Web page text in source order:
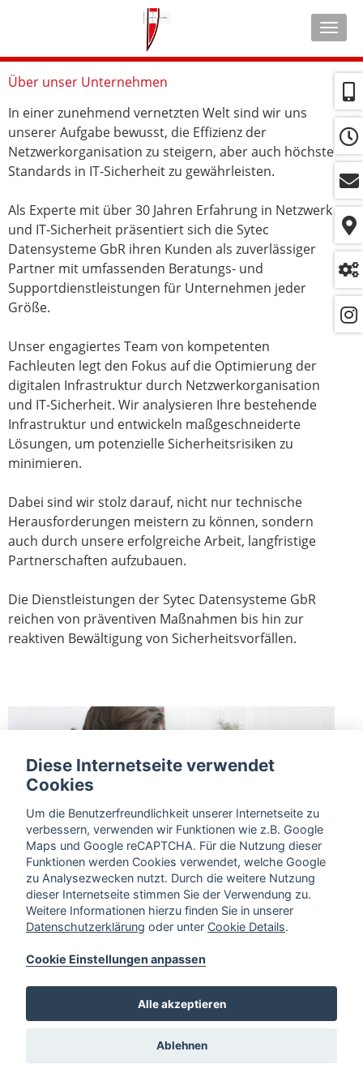
Über unser Unternehmen
In einer zunehmend vernetzten Welt sind wir uns
unserer Aufgabe bewusst, die Effizienz der
Netzwerkorganisation zu steigern, aber auch höchste
Standards in IT-Sicherheit zu gewährleisten.
Als Experte mit über 30 Jahren Erfahrung in Netzwerk
und IT-Sicherheit präsentiert sich die Sytec
Datensysteme GbR ihren Kunden als zuverlässiger
Partner mit umfassenden Beratungs- und
Supportdienstleistungen für Unternehmen jeder
Größe.
Unser engagiertes Team von kompetenten
Fachleuten legt den Fokus auf die Optimierung der
digitalen Infrastruktur durch Netzwerkorganisation
und IT-Sicherheit. Wir analysieren Ihre bestehende
Infrastruktur und entwickeln maßgeschneiderte
Lösungen, um potenzielle Sicherheitsrisiken zu
minimieren.
Dabei sind wir stolz darauf, nicht nur technische
Herausforderungen meistern zu können, sondern
auch durch unsere erfolgreiche Arbeit, langfristige
Partnerschaften aufzubauen.
Die Dienstleistungen der Sytec Datensysteme GbR
reichen von präventiven Maßnahmen bis hin zur
reaktiven Bewältigung von Sicherheitsvorfällen.
Diese Internetseite verwendet
Cookies
Um die Benutzerfreundlichkeit unserer Internetseite zu
verbessern, verwenden wir Funktionen wie z.B. Google
Maps und Google reCAPTCHA. Für die Nutzung dieser
Funktionen werden Cookies verwendet, welche Google
zu Analysezwecken nutzt. Durch die weitere Nutzung
dieser Internetseite stimmen Sie der Verwendung zu.
Weitere Informationen hierzu finden Sie in unserer
Datenschutzerklärung oder unter Cookie Details.
Cookie Einstellungen anpassen
Alle akzeptieren
Ablehnen